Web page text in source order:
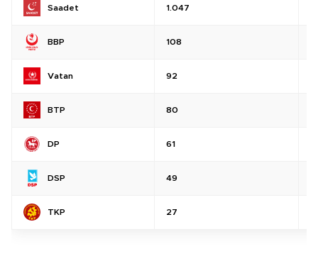
Saadet 1.047
BBP 108
Vatan 92
BTP 80
DP 61
DSP 49
TKP 27